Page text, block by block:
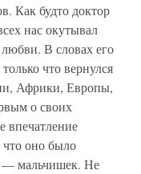
Как будто доктор
нас окутывал
В словах его
что вернулся
Африки, Европы,
о своих
впечатление
что оно было
— мальчишек. Не